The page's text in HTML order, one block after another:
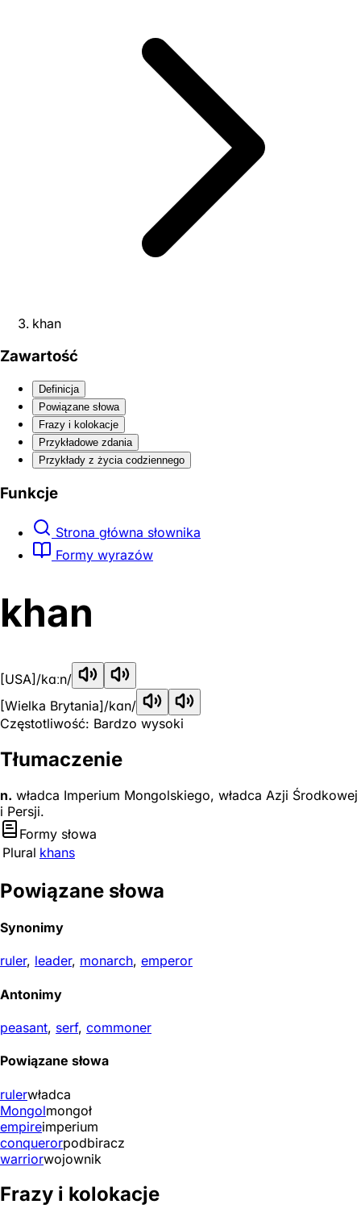
khan
Zawartość
Definicja
Powiązane słowa
Frazy i kolokacje
Przykładowe zdania
Przykłady z życia codziennego
Funkcje
Strona główna słownika
Formy wyrazów
khan
[USA] /kɑːn/
[Wielka Brytania]/kɑn/
Częstotliwość: Bardzo wysoki
Tłumaczenie
n. władca Imperium Mongolskiego, władca Azji Środkowej
i Persji.
Formy słowa
Plural khans
Powiązane słowa
Synonimy
ruler, leader, monarch, emperor
Antonimy
peasant, serf, commoner
Powiązane słowa
rulerwładca
Mongolmongoł
empireimperium
conquerorpodbiracz
warriorwojownik
Frazy i kolokacje